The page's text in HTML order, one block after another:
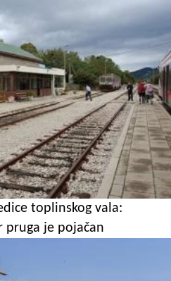
toplinskog vala:
pruga je pojačan